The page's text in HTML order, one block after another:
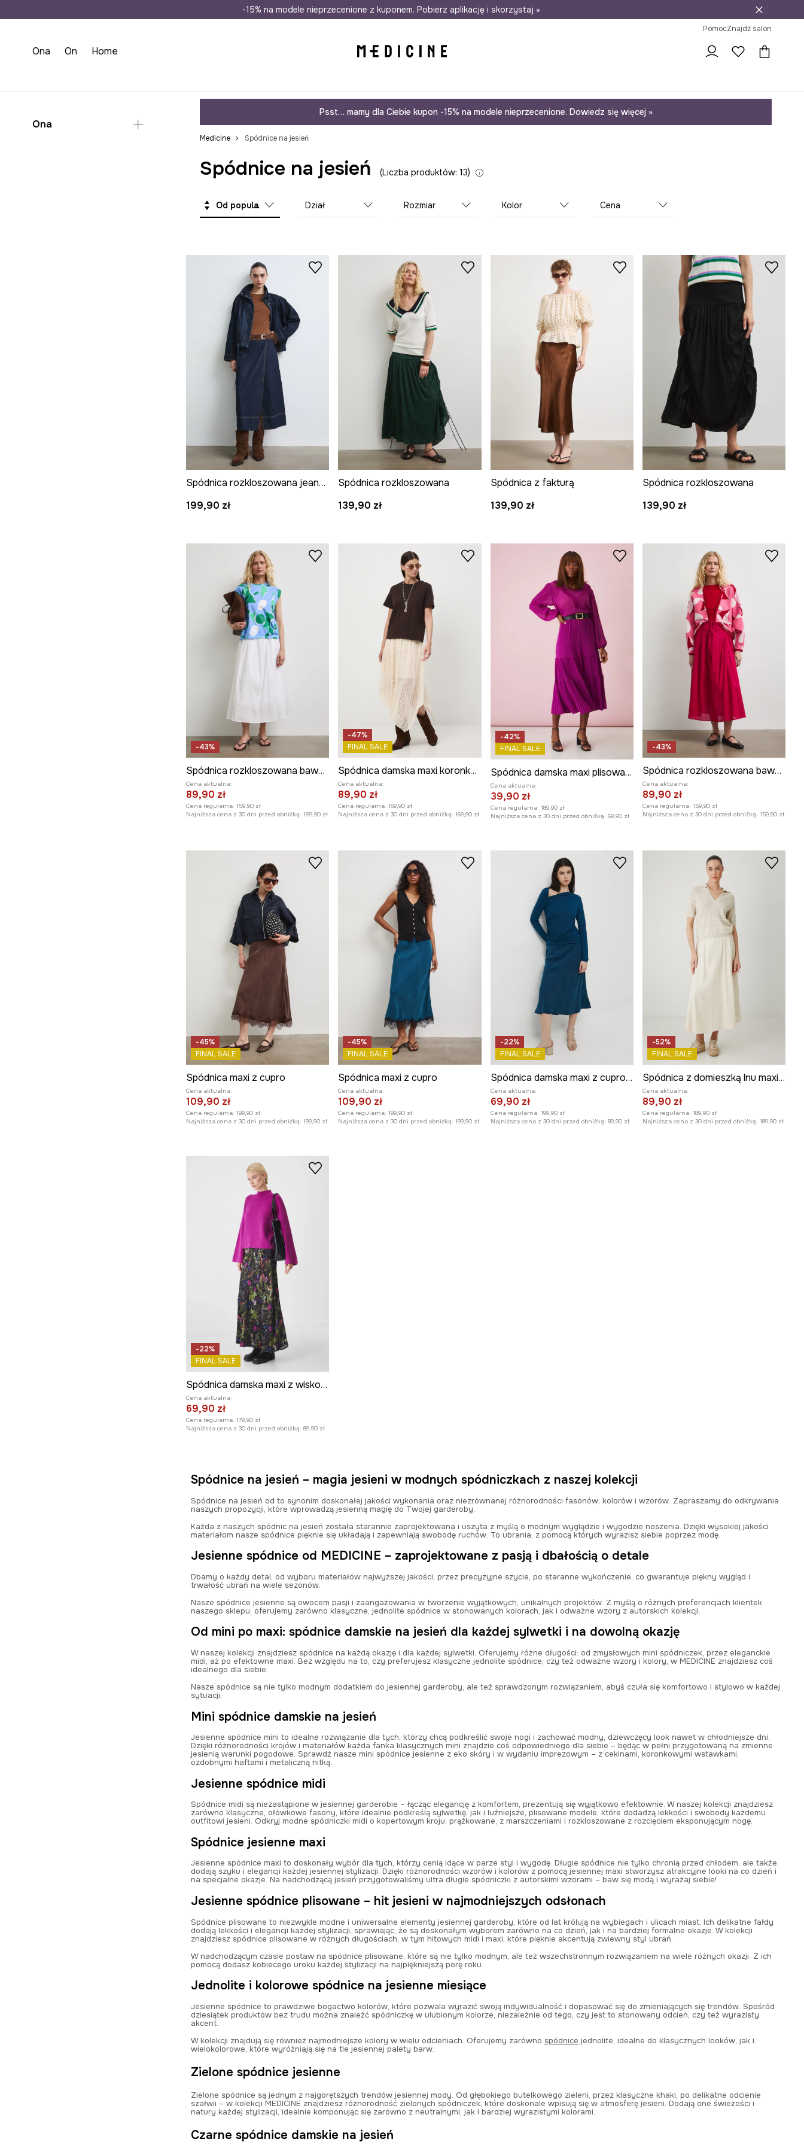
Wysyłka nawet w 24h Darmowa dostawa do salonów 30 dni na zwrot
-15% na modele nieprzecenione z kuponem. Pobierz aplikację i skorzystaj »
PomocZnajdź salon
Ona On Home
Ona
Psst… mamy dla Ciebie kupon -15% na modele nieprzecenione. Dowiedz się więcej »
Medicine Spódnice na jesień
Spódnice na jesień Liczba produktów: 13
Od popularnych Dział Rozmiar Kolor Cena
Spódnica rozkloszowana jeansowa z paskiem
199,90 zł
Spódnica rozkloszowana
139,90 zł
Spódnica z fakturą
139,90 zł
Spódnica rozkloszowana
139,90 zł
-43%
Spódnica rozkloszowana bawełniana
Cena aktualna:
89,90 zł
Cena regularna: 159,90 zł
Najniższa cena z 30 dni przed obniżką: 159,90 zł
-47%
FINAL SALE
Spódnica damska maxi koronkowa
Cena aktualna:
89,90 zł
Cena regularna: 169,90 zł
Najniższa cena z 30 dni przed obniżką: 169,90 zł
-42%
FINAL SALE
Spódnica damska maxi plisowana kolor fioletowy
Cena aktualna:
39,90 zł
Cena regularna: 189,90 zł
Najniższa cena z 30 dni przed obniżką: 69,90 zł
-43%
Spódnica rozkloszowana bawełniana
Cena aktualna:
89,90 zł
Cena regularna: 159,90 zł
Najniższa cena z 30 dni przed obniżką: 159,90 zł
-45%
FINAL SALE
Spódnica maxi z cupro
Cena aktualna:
109,90 zł
Cena regularna: 199,90 zł
Najniższa cena z 30 dni przed obniżką: 199,90 zł
-45%
FINAL SALE
Spódnica maxi z cupro
Cena aktualna:
109,90 zł
Cena regularna: 199,90 zł
Najniższa cena z 30 dni przed obniżką: 199,90 zł
-22%
FINAL SALE
Spódnica damska maxi z cupro gładka
Cena aktualna:
69,90 zł
Cena regularna: 199,90 zł
Najniższa cena z 30 dni przed obniżką: 89,90 zł
-52%
FINAL SALE
Spódnica z domieszką lnu maxi gładka kolor beżowy
Cena aktualna:
89,90 zł
Cena regularna: 189,90 zł
Najniższa cena z 30 dni przed obniżką: 189,90 zł
-22%
FINAL SALE
Spódnica damska maxi z wiskozy kolor czarny
Cena aktualna:
69,90 zł
Cena regularna: 179,90 zł
Najniższa cena z 30 dni przed obniżką: 89,90 zł
Spódnice na jesień – magia jesieni w modnych spódniczkach z naszej kolekcji
Spódnice na jesień od to synonim doskonałej jakości wykonania oraz niezrównanej różnorodności fasonów, kolorów i wzorów. Zapraszamy do odkrywania
naszych propozycji, które wprowadzą jesienną magię do Twojej garderoby.
Każda z naszych spódnic na jesień została starannie zaprojektowana i uszyta z myślą o modnym wyglądzie i wygodzie noszenia. Dzięki wysokiej jakości
materiałom nasze spódnice pięknie się układają i zapewniają swobodę ruchów. To ubrania, z pomocą których wyrazisz siebie poprzez modę.
Jesienne spódnice od MEDICINE – zaprojektowane z pasją i dbałością o detale
Dbamy o każdy detal, od wyboru materiałów najwyższej jakości, przez precyzyjne szycie, po staranne wykończenie, co gwarantuje piękny wygląd i
trwałość ubrań na wiele sezonów.
Nasze spódnice jesienne są owocem pasji i zaangażowania w tworzenie wyjątkowych, unikalnych projektów. Z myślą o różnych preferencjach klientek
naszego sklepu, oferujemy zarówno klasyczne, jednolite spódnice w stonowanych kolorach, jak i odważne wzory z autorskich kolekcji.
Od mini po maxi: spódnice damskie na jesień dla każdej sylwetki i na dowolną okazję
W naszej kolekcji znajdziesz spódnice na każdą okazję i dla każdej sylwetki. Oferujemy różne długości: od zmysłowych mini spódniczek, przez eleganckie
midi, aż po efektowne maxi. Bez względu na to, czy preferujesz klasyczne jednolite spódnice, czy też odważne wzory i kolory, w MEDICINE znajdziesz coś
idealnego dla siebie.
Nasze spódnice są nie tylko modnym dodatkiem do jesiennej garderoby, ale też sprawdzonym rozwiązaniem, abyś czuła się komfortowo i stylowo w każdej
sytuacji.
Mini spódnice damskie na jesień
Jesienne spódnice mini to idealne rozwiązanie dla tych, którzy chcą podkreślić swoje nogi i zachować modny, dziewczęcy look nawet w chłodniejsze dni.
Dzięki różnorodności krojów i materiałów każda fanka klasycznych mini znajdzie coś odpowiedniego dla siebie – będąc w pełni przygotowaną na zmienne
jesienią warunki pogodowe. Sprawdź nasze mini spódnice jesienne z eko skóry i w wydaniu imprezowym – z cekinami, koronkowymi wstawkami,
ozdobnymi haftami i metaliczną nitką.
Jesienne spódnice midi
Spódnice midi są niezastąpione w jesiennej garderobie – łącząc elegancję z komfortem, prezentują się wyjątkowo efektownie. W naszej kolekcji znajdziesz
zarówno klasyczne, ołówkowe fasony, które idealnie podkreślą sylwetkę, jak i luźniejsze, plisowane modele, które dodadzą lekkości i swobody każdemu
outfitowi jesieni. Odkryj modne spódniczki midi o kopertowym kroju, prążkowane, z marszczeniami i rozkloszowane z rozcięciem eksponującym nogę.
Spódnice jesienne maxi
Jesienne spódnice maxi to doskonały wybór dla tych, którzy cenią idące w parze styl i wygodę. Długie spódnice nie tylko chronią przed chłodem, ale także
dodają szyku i elegancji każdej jesiennej stylizacji. Dzięki różnorodności wzorów i kolorów z pomocą jesiennej maxi stworzysz atrakcyjne looki na co dzień i
na specjalne okazje. Na nadchodzącą jesień przygotowaliśmy ultra długie spódniczki z autorskimi wzorami – baw się modą i wyrażaj siebie!
Jesienne spódnice plisowane – hit jesieni w najmodniejszych odsłonach
Spódnice plisowane to niezwykle modne i uniwersalne elementy jesiennej garderoby, które od lat królują na wybiegach i ulicach miast. Ich delikatne fałdy
dodają lekkości i elegancji każdej stylizacji, sprawiając, że są doskonałym wyborem zarówno na co dzień, jak i na bardziej formalne okazje. W kolekcji
znajdziesz spódnice plisowane w różnych długościach, w tym hitowych midi i maxi, które pięknie akcentują zwiewny styl ubrań.
W nadchodzącym czasie postaw na spódnice plisowane, które są nie tylko modnym, ale też wszechstronnym rozwiązaniem na wiele różnych okazji. Z ich
pomocą dodasz kobiecego uroku każdej stylizacji na najpiękniejszą porę roku.
Jednolite i kolorowe spódnice na jesienne miesiące
Jesienne spódnice to prawdziwe bogactwo kolorów, które pozwala wyrazić swoją indywidualność i dopasować się do zmieniających się trendów. Spośród
dziesiątek produktów bez trudu można znaleźć spódniczkę w ulubionym kolorze, niezależnie od tego, czy jest to stonowany odcień, czy też wyrazisty
akcent.
W kolekcji znajdują się również najmodniejsze kolory w wielu odcieniach. Oferujemy zarówno spódnice jednolite, idealne do klasycznych looków, jak i
wielokolorowe, które wyróżniają się na tle jesiennej palety barw.
Zielone spódnice jesienne
Zielone spódnice są jednym z najgorętszych trendów jesiennej mody. Od głębokiego butelkowego zieleni, przez klasyczne khaki, po delikatne odcienie
szałwii – w kolekcji MEDICINE znajdziesz różnorodność zielonych spódniczek, które doskonale wpisują się w atmosferę jesieni. Dodają one świeżości i
natury każdej stylizacji, idealnie komponując się zarówno z neutralnymi, jak i bardziej wyrazistymi kolorami.
Czarne spódnice damskie na jesień